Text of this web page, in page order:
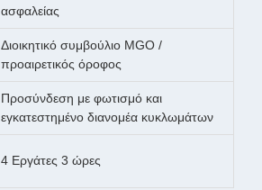
ασφαλείας
Διοικητικό συμβούλιο MGO /
προαιρετικός όροφος
Προσύνδεση με φωτισμό και
εγκατεστημένο διανομέα κυκλωμάτων
4 Εργάτες 3 ώρες